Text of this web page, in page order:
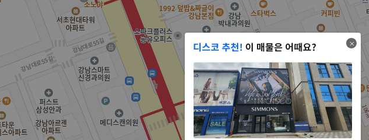
디스코 추천! 이 매물은 어때요?